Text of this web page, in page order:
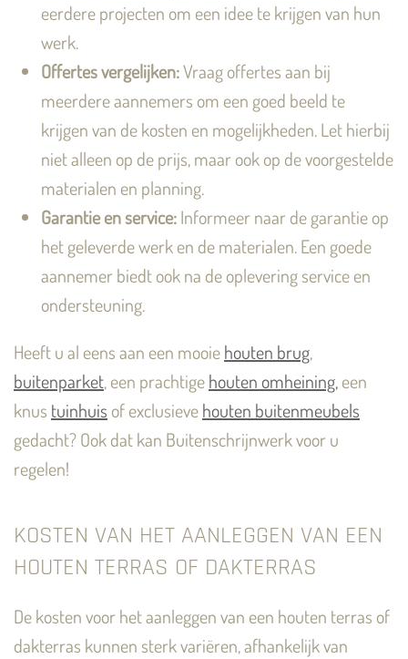
eerdere projecten om een idee te krijgen van hun
werk.
Offertes vergelijken:Vraag offertes aan bij
meerdere aannemers om een goed beeld te
krijgen van de kosten en mogelijkheden. Let hierbij
niet alleen op de prijs, maar ook op de voorgestelde
materialen en planning.
Garantie en service:Informeer naar de garantie op
het geleverde werk en de materialen. Een goede
aannemer biedt ook na de oplevering service en
ondersteuning.
Heeft u al eens aan een mooiehouten brug,
buitenparket, een prachtigehouten omheining,een
knus tuinhuis of exclusievehouten buitenmeubels
gedacht? Ook dat kan Buitenschrijnwerk voor u
regelen!
KOSTEN VAN HET AANLEGGEN VAN EEN
HOUTEN TERRAS OF DAKTERRAS
De kosten voor het aanleggen van een houten terras of
dakterras kunnen sterk variëren, afhankelijk van